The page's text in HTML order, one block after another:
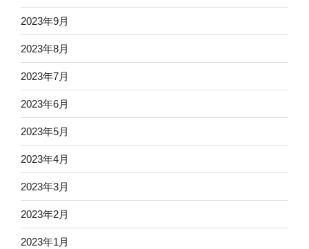
2023年9月
2023年8月
2023年7月
2023年6月
2023年5月
2023年4月
2023年3月
2023年2月
2023年1月